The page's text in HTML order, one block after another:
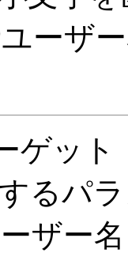
ーザ
ゲッ
るパ
ザー